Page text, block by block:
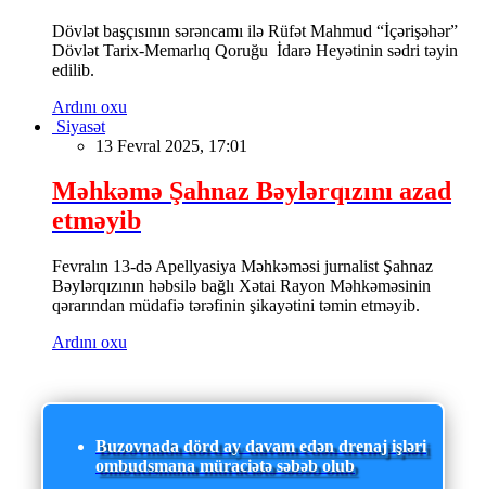
Dövlət başçısının sərəncamı ilə Rüfət Mahmud “İçərişəhər”
Dövlət Tarix-Memarlıq Qoruğu İdarə Heyətinin sədri təyin
edilib.
Ardını oxu
Siyasət
13 Fevral 2025, 17:01
Məhkəmə Şahnaz Bəylərqızını azad
etməyib
Fevralın 13-də Apellyasiya Məhkəməsi jurnalist Şahnaz
Bəylərqızının həbsilə bağlı Xətai Rayon Məhkəməsinin
qərarından müdafiə tərəfinin şikayətini təmin etməyib.
Ardını oxu
Buzovnada dörd ay davam edən drenaj işləri
ombudsmana müraciətə səbəb olub